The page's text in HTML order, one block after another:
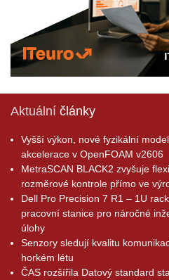
Aktuální články
Vyšší výkon, nové fyzikální
akcelerace v OpenFOAM v2606
MetraSCAN BLACK2 zvyšuje
rozměrové kontrole přímo ve
Dell Pro Precision 7 R1 – 1U
pracovní stanice pro náročné
úlohy
Senzory sledují kvalitu
horkém létu
ČAS rozšířila Datový standard